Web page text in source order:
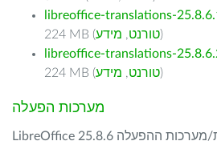
libreoffice-translations-
224 MB (
טורנט, מידע
)
libreoffice-translations-
224 MB (
טורנט, מידע )
מערכות הפעלה
LibreOffice 25.8.6 זמין עבור הארכיטקטורות/מערכות ההפעלה